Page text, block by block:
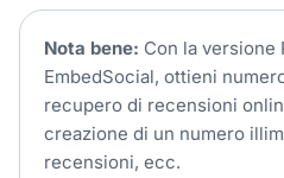
Nota bene: Con la versione
EmbedSocial, ottieni
recupero di recensioni
creazione di un numero
recensioni, ecc.